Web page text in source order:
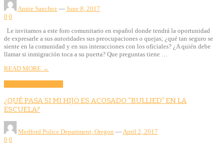
Annie Sanchez — June 8, 2017
0 0
Le invitamos a este foro comunitario en español donde tendrá la oportunidad
de expresarle a sus autoridades sus preocupaciones o quejas; ¿qué tan seguro se
siente en la comunidad y en sus interacciones con los oficiales? ¿A quién debe
llamar si inmigración toca a su puerta? Que preguntas tiene …
READ MORE →
¿QUÉ PASA SI MI HIJO ES ACOSADO “BULLIED” EN LA
ESCUELA?
Medford Police Department, Oregon — April 2, 2017
0 0